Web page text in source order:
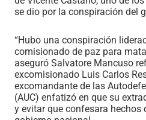
se dio por la conspiración del
“Hubo una conspiración
comisionado de paz para
aseguró Salvatore Mancuso
excomisionado Luis Carlos
excomandante de las
(AUC) enfatizó en que su
y evitar que confesara hechos